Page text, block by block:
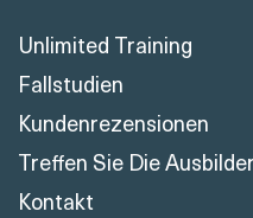
Unlimited Training
Fallstudien
Kundenrezensionen
Treffen Sie Die Ausbilder
Kontakt